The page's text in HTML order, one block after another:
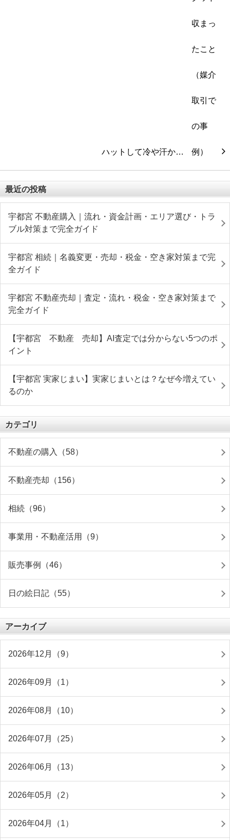
ハットして冷や汗か…
最近の投稿
宇都宮 不動産購入｜流れ・資金計画・エリア選び・トラ
ブル対策まで完全ガイド
宇都宮 相続｜名義変更・売却・税金・空き家対策まで完
全ガイド
宇都宮 不動産売却｜査定・流れ・税金・空き家対策まで
完全ガイド
【宇都宮 不動産 売却】AI査定では分からない5つのポ
イント
【宇都宮 実家じまい】実家じまいとは？なぜ今増えてい
るのか
カテゴリ
不動産の購入（58）
不動産売却（156）
相続（96）
事業用・不動産活用（9）
販売事例（46）
日の絵日記（55）
アーカイブ
2026年12月（9）
2026年09月（1）
2026年08月（10）
2026年07月（25）
2026年06月（13）
2026年05月（2）
2026年04月（1）